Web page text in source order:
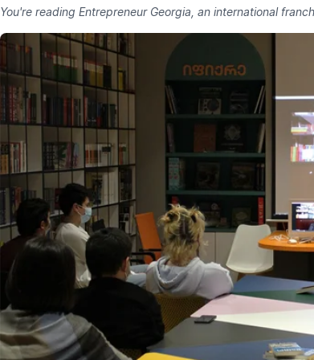
You're reading Entrepreneur Georgia, an international